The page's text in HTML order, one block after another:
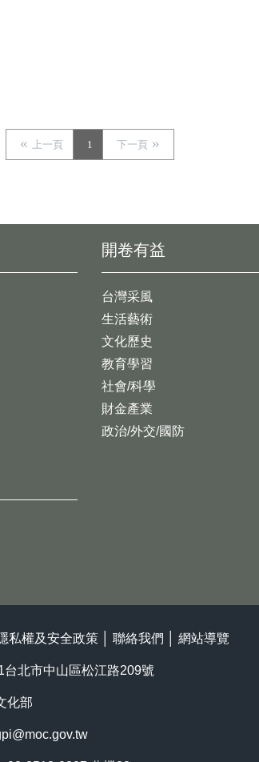
上一頁 1 下一頁
開卷有益
台灣采風
生活藝術
文化歷史
教育學習
社會/科學
財金產業
政治/外交/國防
私權及安全政策 聯絡我們 網站導覽
台北市中山區松江路209號
化部